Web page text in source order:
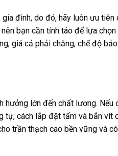
đình, do đó, hãy luôn ưu tiên
bạn cần tỉnh táo để lựa
giá cả phải chăng, chế độ
hưởng lớn đến chất lượng.
cách lắp đặt tấm và bắn vít
trần thạch cao bền vững và